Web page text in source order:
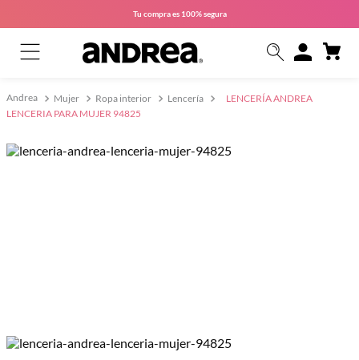
Tu compra es 100% segura
Mujer Ropa interior Lencería
LENCERÍA ANDREA
LENCERIA PARA MUJER 94825